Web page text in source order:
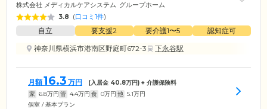
株式会社 メディカルケアシステム グループホーム
3.8 (口コミ1件)
自立 要支援2 要介護1〜5
認知症可
神奈川県横浜市港南区野庭町672-3
下永谷駅
月額16.3 万円 (入居金 40.8万円) + 介護保険料
家 6.8万円 管 4.4万円 食 0万円 他 5.1万円
個室 / 基本プラン